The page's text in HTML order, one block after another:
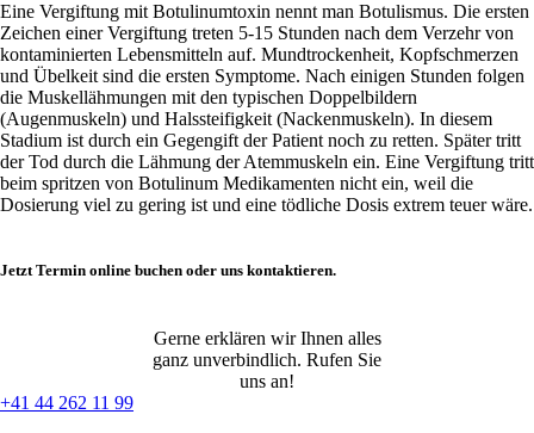
Eine Vergiftung mit Botulinumtoxin nennt man Botulismus. Die ersten
Zeichen einer Vergiftung treten 5-15 Stunden nach dem Verzehr von
kontaminierten Lebensmitteln auf. Mundtrockenheit, Kopfschmerzen
und Übelkeit sind die ersten Symptome. Nach einigen Stunden folgen
die Muskellähmungen mit den typischen Doppelbildern
(Augenmuskeln) und Halssteifigkeit (Nackenmuskeln). In diesem
Stadium ist durch ein Gegengift der Patient noch zu retten. Später tritt
der Tod durch die Lähmung der Atemmuskeln ein. Eine Vergiftung tritt
beim spritzen von Botulinum Medikamenten nicht ein, weil die
Dosierung viel zu gering ist und eine tödliche Dosis extrem teuer wäre.
Jetzt Termin online buchen oder uns kontaktieren.
Gerne erklären wir Ihnen alles
ganz unverbindlich. Rufen Sie
uns an!
+41 44 262 11 99